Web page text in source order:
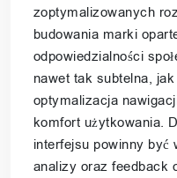
zoptymalizowanych
budowania marki
odpowiedzialności
nawet tak subtelna,
optymalizacja
komfort użytkowania.
interfejsu powinny być
analizy oraz feedback